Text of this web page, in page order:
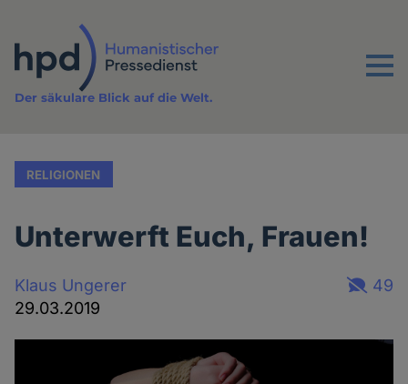
Inhalt
Menu
Der säkulare Blick auf die Welt.
RELIGIONEN
Unterwerft Euch, Frauen!
Klaus Ungerer
29.03.2019
49